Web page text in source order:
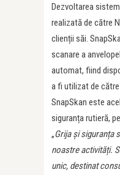
Dezvoltarea
realizată de către
clienții săi.
scanare a
automat, fiind
a fi utilizat de
SnapSkan este
siguranța rutieră,
„Grija și siguranța
noastre activități.
unic, destinat